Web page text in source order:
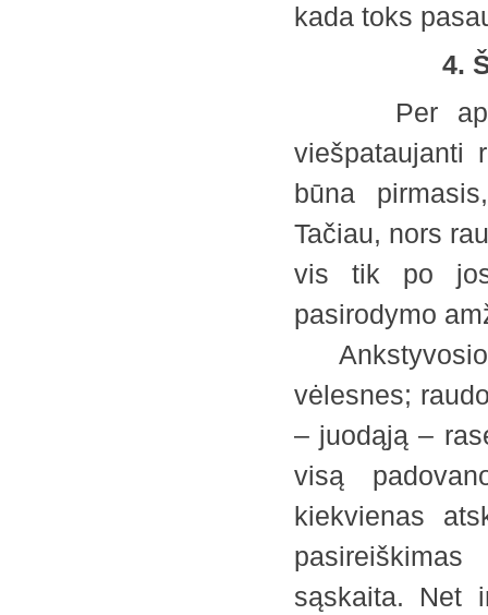
kada toks
4.
Per
viešpataujanti
būna
Tačiau, nors
vis tik po jos
pasirodymo
vėlesnes;
– juodąją –
visą
kiekvienas
sąskaita. Net